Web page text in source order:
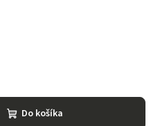
Do košíka